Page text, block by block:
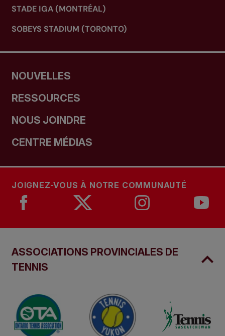
STADE IGA (MONTRÉAL)
SOBEYS STADIUM (TORONTO)
NOUVELLES
RESSOURCES
NOUS JOINDRE
CENTRE MÉDIAS
JOIGNEZ-VOUS À NOTRE COMMUNAUTÉ
ASSOCIATIONS PROVINCIALES DE
TENNIS